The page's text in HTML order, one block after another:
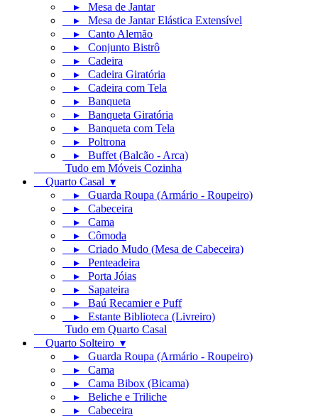
▸ Mesa de Jantar
▸ Mesa de Jantar Elástica Extensível
▸ Canto Alemão
▸ Conjunto Bistrô
▸ Cadeira
▸ Cadeira Giratória
▸ Cadeira com Tela
▸ Banqueta
▸ Banqueta Giratória
▸ Banqueta com Tela
▸ Poltrona
▸ Buffet (Balcão - Arca)
Tudo em Móveis Cozinha
Quarto Casal ▾
▸ Guarda Roupa (Armário - Roupeiro)
▸ Cabeceira
▸ Cama
▸ Cômoda
▸ Criado Mudo (Mesa de Cabeceira)
▸ Penteadeira
▸ Porta Jóias
▸ Sapateira
▸ Baú Recamier e Puff
▸ Estante Biblioteca (Livreiro)
Tudo em Quarto Casal
Quarto Solteiro ▾
▸ Guarda Roupa (Armário - Roupeiro)
▸ Cama
▸ Cama Bibox (Bicama)
▸ Beliche e Triliche
▸ Cabeceira